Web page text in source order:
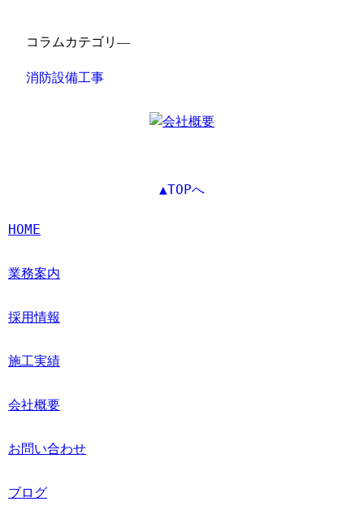
コラムカテゴリ―
消防設備工事
▲TOPへ
HOME
業務案内
採用情報
施工実績
会社概要
お問い合わせ
ブログ